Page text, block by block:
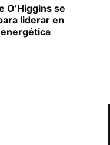
O’Higgins se
liderar en